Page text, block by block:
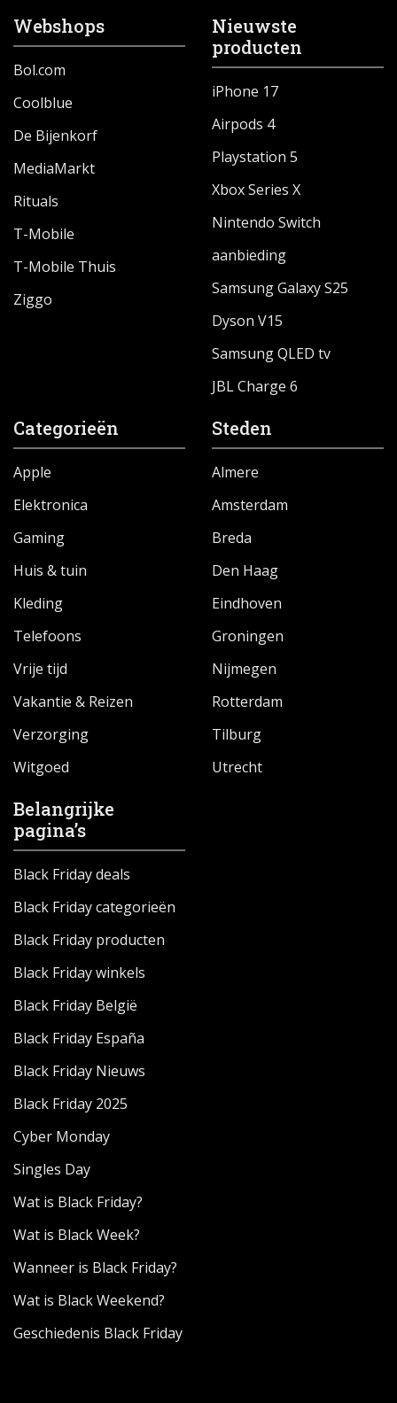
Webshops
Bol.com
Coolblue
De Bijenkorf
MediaMarkt
Rituals
T-Mobile
T-Mobile Thuis
Ziggo
Nieuwste
producten
iPhone 17
Airpods 4
Playstation 5
Xbox Series X
Nintendo Switch
aanbieding
Samsung Galaxy S25
Dyson V15
Samsung QLED tv
JBL Charge 6
Categorieën
Apple
Elektronica
Gaming
Huis & tuin
Kleding
Telefoons
Vrije tijd
Vakantie & Reizen
Verzorging
Witgoed
Steden
Almere
Amsterdam
Breda
Den Haag
Eindhoven
Groningen
Nijmegen
Rotterdam
Tilburg
Utrecht
Belangrijke
pagina’s
Black Friday deals
Black Friday categorieën
Black Friday producten
Black Friday winkels
Black Friday België
Black Friday España
Black Friday Nieuws
Black Friday 2025
Cyber Monday
Singles Day
Wat is Black Friday?
Wat is Black Week?
Wanneer is Black Friday?
Wat is Black Weekend?
Geschiedenis Black Friday